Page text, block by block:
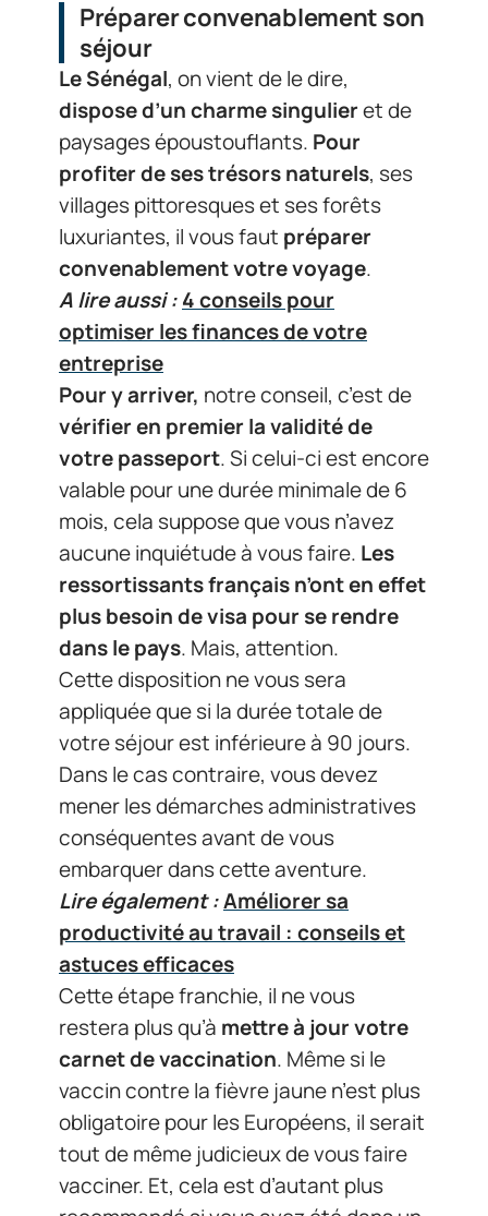
Préparer convenablement son
séjour
Le Sénégal, on vient de le dire,
dispose d’un charme singulieret de
paysages époustouflants. Pour
profiter de ses trésors naturels, ses
villages pittoresques et ses forêts
luxuriantes, il vous faut préparer
convenablement votre voyage.
A lire aussi :4 conseils pour
optimiser les finances de votre
entreprise
Pour y arriver, notre conseil, c’est de
vérifier en premier la validité de
votre passeport. Si celui-ci est encore
valable pour une durée minimale de 6
mois, cela suppose que vous n’avez
aucune inquiétude à vous faire. Les
ressortissants français n’ont en effet
plus besoin de visa pour se rendre
dans le pays. Mais, attention.
Cette disposition ne vous sera
appliquée que si la durée totale de
votre séjour est inférieure à 90 jours.
Dans le cas contraire, vous devez
mener les démarches administratives
conséquentes avant de vous
embarquer dans cette aventure.
Lire également :Améliorer sa
productivité au travail : conseils et
astuces efficaces
Cette étape franchie, il ne vous
restera plus qu’à mettre à jour votre
carnet de vaccination. Même si le
vaccin contre la fièvre jaune n’est plus
obligatoire pour les Européens, il serait
tout de même judicieux de vous faire
vacciner. Et, cela est d’autant plus